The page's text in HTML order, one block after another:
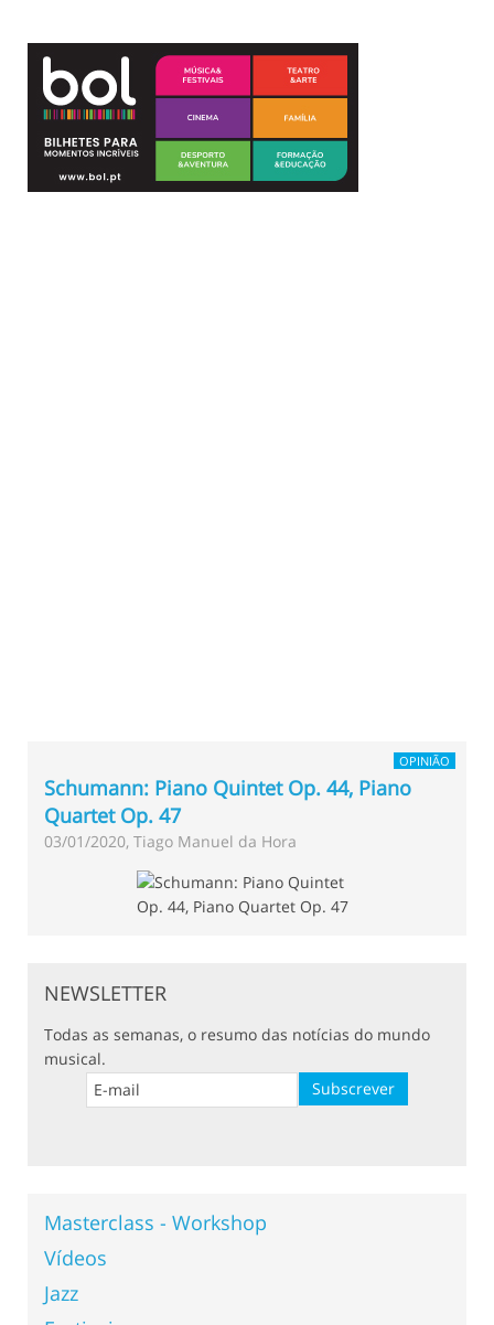
OPINIÃO
Schumann: Piano Quintet Op. 44, Piano
Quartet Op. 47
03/01/2020, Tiago Manuel da Hora
NEWSLETTER
Todas as semanas, o resumo das notícias do mundo
musical.
Masterclass - Workshop
Vídeos
Jazz